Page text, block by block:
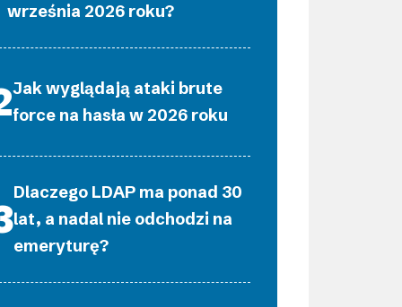
września 2026 roku?
Jak wyglądają ataki brute
force na hasła w 2026 roku
Dlaczego LDAP ma ponad 30
lat, a nadal nie odchodzi na
emeryturę?